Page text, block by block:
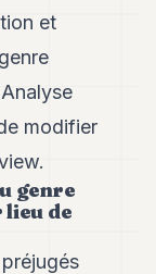
et
modifier
genre
de